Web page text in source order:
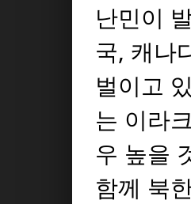
난민이
국, 캐나
벌이고
는 이라
우 높을
함께 북